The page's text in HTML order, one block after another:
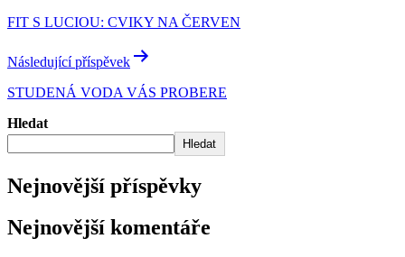
FIT S LUCIOU: CVIKY NA ČERVEN
Následující příspěvek
STUDENÁ VODA VÁS PROBERE
Hledat
Hledat
Nejnovější příspěvky
Nejnovější komentáře